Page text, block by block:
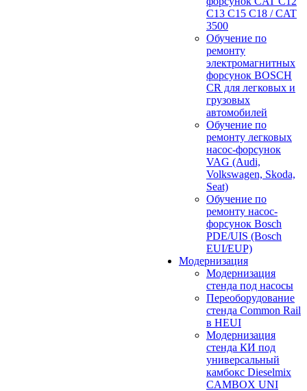
C13 C15 C18 / CAT
3500
Обучение по
ремонту
электромагнитных
форсунок BOSCH
CR для легковых и
грузовых
автомобилей
Обучение по
ремонту легковых
насос-форсунок
VAG (Audi,
Volkswagen, Skoda,
Seat)
Обучение по
ремонту насос-
форсунок Bosch
PDE/UIS (Bosch
EUI/EUP)
Модернизация
Модернизация
стенда под насосы
Переоборудование
стенда Common Rail
в HEUI
Модернизация
стенда КИ под
универсальный
камбокс Dieselmix
CAMBOX UNI